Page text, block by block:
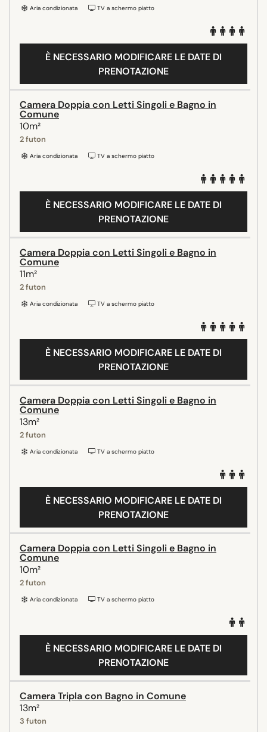
Aria condizionata TV a schermo piatto
È NECESSARIO MODIFICARE LE DATE DI
PRENOTAZIONE
Camera Doppia con Letti Singoli e Bagno in
Comune
10m²
2 futon
Aria condizionata TV a schermo piatto
È NECESSARIO MODIFICARE LE DATE DI
PRENOTAZIONE
Camera Doppia con Letti Singoli e Bagno in
Comune
11m²
2 futon
Aria condizionata TV a schermo piatto
È NECESSARIO MODIFICARE LE DATE DI
PRENOTAZIONE
Camera Doppia con Letti Singoli e Bagno in
Comune
13m²
2 futon
Aria condizionata TV a schermo piatto
È NECESSARIO MODIFICARE LE DATE DI
PRENOTAZIONE
Camera Doppia con Letti Singoli e Bagno in
Comune
10m²
2 futon
Aria condizionata TV a schermo piatto
È NECESSARIO MODIFICARE LE DATE DI
PRENOTAZIONE
Camera Tripla con Bagno in Comune
13m²
3 futon